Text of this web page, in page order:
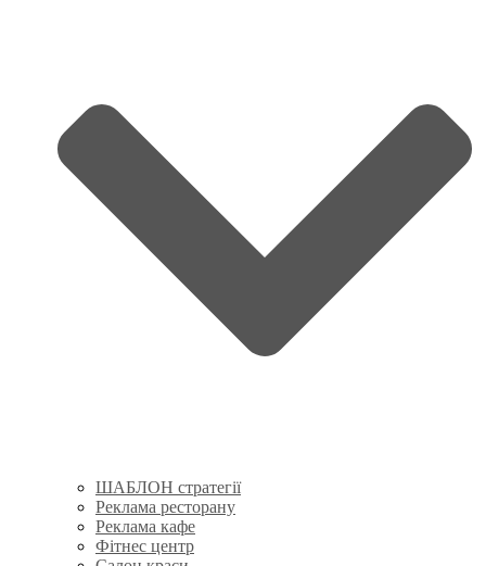
ШАБЛОН стратегії
Реклама ресторану
Реклама кафе
Фітнес центр